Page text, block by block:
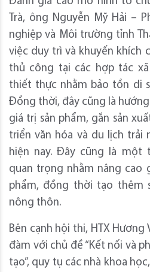
Trà, ông Nguyễn Mỹ Hải –
nghiệp và Môi trường tỉnh
việc duy trì và khuyến khích
thủ công tại các hợp tác
thiết thực nhằm bảo tồn di
Đồng thời, đây cũng là
giá trị sản phẩm, gắn sản
triển văn hóa và du lịch trải
hiện nay. Đây cũng là một
quan trọng nhằm nâng cao
phẩm, đồng thời tạo thêm
nông thôn.
Bên cạnh hội thi, HTX Hương
đàm với chủ đề “Kết nối và
tạo”, quy tụ các nhà khoa